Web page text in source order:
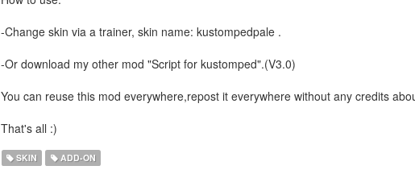
-Change skin via a trainer, skin name: kustompedpale .
-Or download my other mod "Script for kustomped".(V3.0)
You can reuse this mod everywhere,repost it everywhere without any credits
That's all :)
SKIN ADD-ON